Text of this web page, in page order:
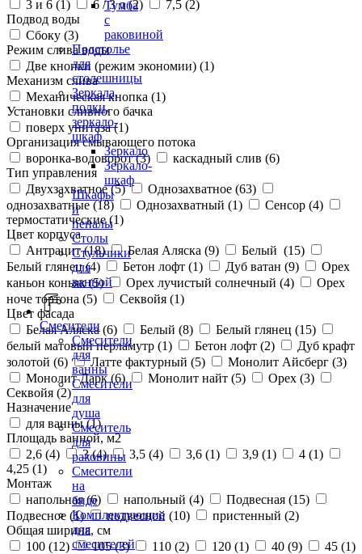
Тумба
с
раковиной
Подстолье
для
столешницы
Зеркала,
полки,
зеркало-
шкаф
Зеркало
Зеркало-
шкаф
Шкафы
и
пеналы
Столы
Стульчики
для
ванной
Смесители
Смесители
для
ванны
Смесители
для
душа
Смеситель
для
раковины
Смесители
на
биде
Комплектующие
для
смесителей
3 и 6 (1) 6 / 3 л (2) 7,5 (2)
Подвод воды
Сбоку (3)
Режим слива воды
Две кнопки (режим экономии) (1)
Механизм слива
Механическая кнопка (1)
Установки сливного бачка
поверх унитаза (1)
Организация смывающего потока
воронка-водоворот (3) каскадный слив (6)
Тип управления
Двухзахватное (5) Однозахватное (63)
однозахватные (18) Однозахватный (1) Сенсор (4)
термостатические (1)
Цвет корпуса
Антрацит (18) Белая Аляска (9) Белый (15)
Белый глянец (4) Бетон лофт (1) Дуб ватан (9)
Орех
каньон коньяк (5) Орех лучистый солнечный (4)
Орех
ноче тортона (5) Секвойя (1)
Цвет фасада
Белая Аляска (6) Белый (8) Белый глянец (15)
белый матовый перламутр (1) Бетон лофт (2)
Дуб крафт
золотой (6) Латте фактурный (5) Монолит Айсберг (3)
Монолит Дарк (6) Монолит найт (5) Орех (3)
Секвойя (2)
Назначение
для ванны (1)
Площадь ванной, м2
2,6 (4) 3 (4) 3,5 (4) 3,6 (1) 3,9 (1) 4 (1)
4,25 (1)
Монтаж
напольная (6) напольный (4) Подвесная (15)
Подвесное (1) подвесной (10) пристенный (2)
Общая ширина, см
100 (12) 105 (3) 110 (2) 120 (1) 40 (9) 45 (1)